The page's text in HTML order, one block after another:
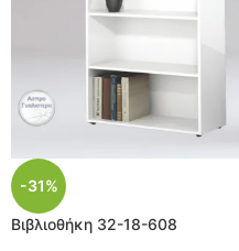
-31%
Βιβλιοθήκη 32-18-608